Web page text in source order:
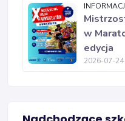
w
edycja
2026-07-